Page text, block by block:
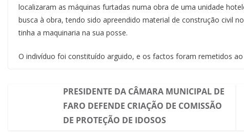
localizaram as máquinas furtadas numa obra de uma unidade
busca à obra, tendo sido apreendido material de construção civil
tinha a maquinaria na sua posse.
O indivíduo foi constituído arguido, e os factos foram remetidos ao
PRESIDENTE DA CÂMARA MUNICIPAL DE
FARO DEFENDE CRIAÇÃO DE COMISSÃO
DE PROTEÇÃO DE IDOSOS